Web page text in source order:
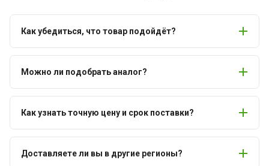
Как убедиться, что товар подойдёт?
Можно ли подобрать аналог?
Как узнать точную цену и срок поставки?
Доставляете ли вы в другие регионы?